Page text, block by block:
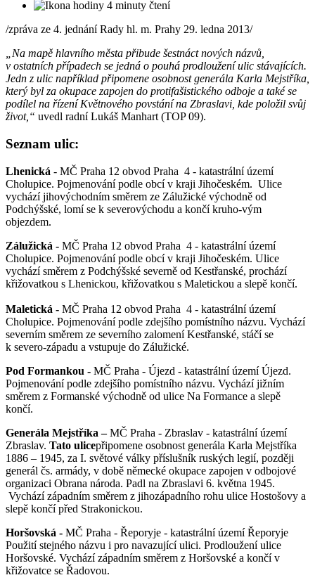
4 minuty čtení
/zpráva ze 4. jednání Rady hl. m. Prahy 29. ledna 2013/
„Na mapě hlavního města přibude šestnáct nových názvů,
v ostatních případech se jedná o pouhá prodloužení ulic stávajících.
Jedn z ulic například připomene osobnost generála Karla Mejstříka,
který byl za okupace zapojen do protifašistického odboje a také se
podílel na řízení Květnového povstání na Zbraslavi, kde položil svůj
život,“ uvedl radní Lukáš Manhart (TOP 09).
Seznam ulic:
Lhenická - MČ Praha 12 obvod Praha 4 - katastrální území
Cholupice. Pojmenování podle obcí v kraji Jihočeském. Ulice
vychází jihovýchodním směrem ze Zálužické východně od
Podchýšské, lomí se k severovýchodu a končí kruho-vým
objezdem.
Zálužická - MČ Praha 12 obvod Praha 4 - katastrální území
Cholupice. Pojmenování podle obcí v kraji Jihočeském. Ulice
vychází směrem z Podchýšské severně od Kestřanské, prochází
křižovatkou s Lhenickou, křižovatkou s Maletickou a slepě končí.
Maletická - MČ Praha 12 obvod Praha 4 - katastrální území
Cholupice. Pojmenování podle zdejšího pomístního názvu. Vychází
severním směrem ze severního zalomení Kestřanské, stáčí se
k severo-západu a vstupuje do Zálužické.
Pod Formankou - MČ Praha - Újezd - katastrální území Újezd.
Pojmenování podle zdejšího pomístního názvu. Vychází jižním
směrem z Formanské východně od ulice Na Formance a slepě
končí.
Generála Mejstříka –MČ Praha - Zbraslav - katastrální území
Zbraslav. Tato ulicepřipomene osobnost generála Karla Mejstříka
1886 – 1945, za I. světové války příslušník ruských legií, později
generál čs. armády, v době německé okupace zapojen v odbojové
organizaci Obrana národa. Padl na Zbraslavi 6. května 1945.
Vychází západním směrem z jihozápadního rohu ulice Hostošovy a
slepě končí před Strakonickou.
Horšovská - MČ Praha - Řeporyje - katastrální území Řeporyje
Použití stejného názvu i pro navazující ulici. Prodloužení ulice
Horšovské. Vychází západním směrem z Horšovské a končí v
křižovatce se Řadovou.